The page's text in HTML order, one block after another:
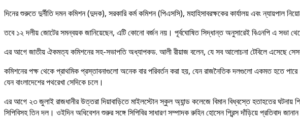
দিনের শুরুতে দুর্নীতি দমন কমিশন (দুদক), সরকারি কর্ম কমিশন (পিএসসি), মহাহিসাবরক্ষকের কার্যালয় এবং
তবে ১২ দলীয় জোটের সমন্বয়ক জানিয়েছেন, এটি কোনো বর্জন নয়। পূর্বঘোষিত সিদ্ধান্ত অনুসারেই বিএনপি এ সভা
এর আগে জাতীয় ঐকমত্য কমিশনের সহ-সভাপতি অধ্যাপকড. আলী রীয়াজ বলেন, যে সব আলোচনা টেবিলে এসেছে
কমিশনের পক্ষ থেকে প্রাথমিক প্রস্তাবনাগুলো অনেক বার পরিবর্তন করা হয়, যেন রাজনৈতিক দলগুলো একমত হতে
যেন বাংলাদেশের পথরেখা সেদিকে চলে।
এর আগে ২৩ জুলাই রাজধানীর উত্তরা দিয়াবাড়িতে মাইলস্টোন স্কুল অ্যান্ড কলেজে বিমান বিধ্বস্তে হতাহতের ঘটনায়
সিপিবিসহ তিন দল। ওইদিন অধিবেশন শুরুর সঙ্গে সিপিবির সাধারণ সম্পাদক রুহিন হোসেন প্রিন্স দাঁড়িয়ে প্রতিবাদ